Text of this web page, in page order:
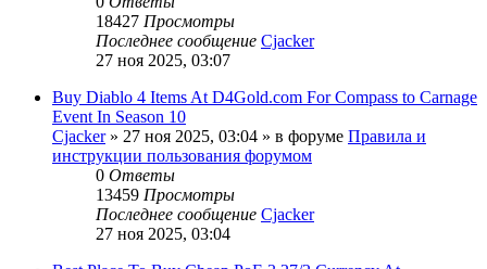
18427 Просмотры
Последнее сообщение Cjacker
27 ноя 2025, 03:07
Buy Diablo 4 Items At D4Gold.com For Compass to Carnage
Event In Season 10
Cjacker» 27 ноя 2025, 03:04 » в форуме Правила и
инструкции пользования форумом
0 Ответы
13459 Просмотры
Последнее сообщение Cjacker
27 ноя 2025, 03:04